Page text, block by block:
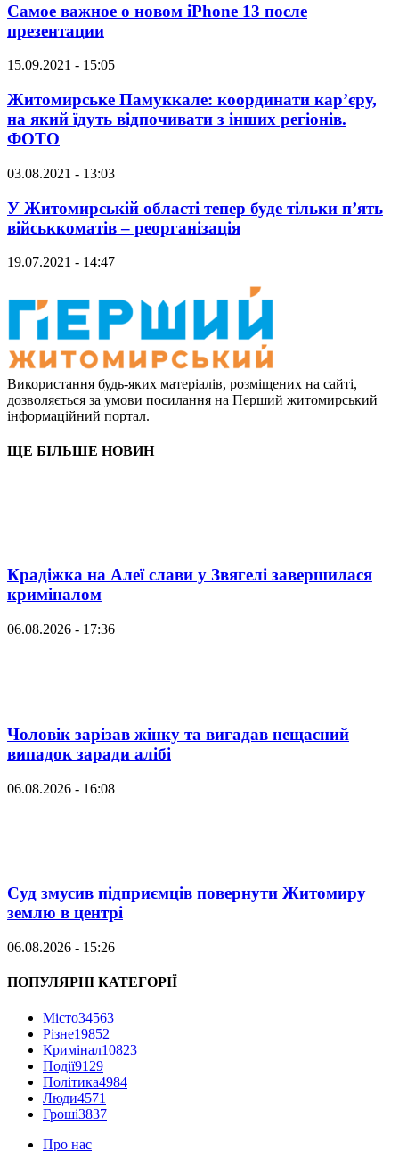
Самое важное о новом iPhone 13 после
презентации
15.09.2021 - 15:05
Житомирське Памуккале: координати кар’єру,
на який їдуть відпочивати з інших регіонів.
ФОТО
03.08.2021 - 13:03
У Житомирській області тепер буде тільки п’ять
військкоматів – реорганізація
19.07.2021 - 14:47
Використання будь-яких матеріалів, розміщених на сайті,
дозволяється за умови посилання на Перший житомирський
інформаційний портал.
ЩЕ БІЛЬШЕ НОВИН
Крадіжка на Алеї слави у Звягелі завершилася
криміналом
06.08.2026 - 17:36
Чоловік зарізав жінку та вигадав нещасний
випадок заради алібі
06.08.2026 - 16:08
Суд змусив підприємців повернути Житомиру
землю в центрі
06.08.2026 - 15:26
ПОПУЛЯРНІ КАТЕГОРІЇ
Місто34563
Різне19852
Кримінал10823
Події9129
Політика4984
Люди4571
Гроші3837
Про нас